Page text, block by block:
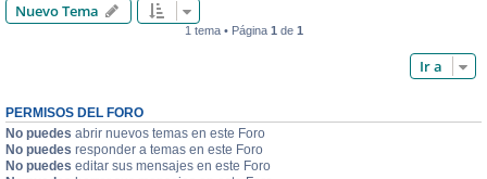
Nuevo Tema
1 tema • Página 1 de 1
Ir a
PERMISOS DEL FORO
No puedes abrir nuevos temas en este Foro
No puedes responder a temas en este Foro
No puedes editar sus mensajes en este Foro